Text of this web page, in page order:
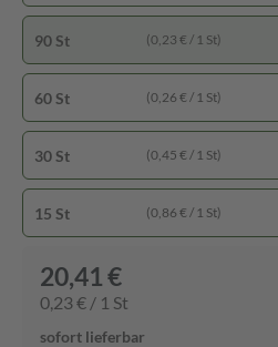
90 St (0,23 € / 1 St)
60 St (0,26 € / 1 St)
30 St (0,45 € / 1 St)
15 St (0,86 € / 1 St)
20,41 €
0,23 € / 1 St
sofort lieferbar